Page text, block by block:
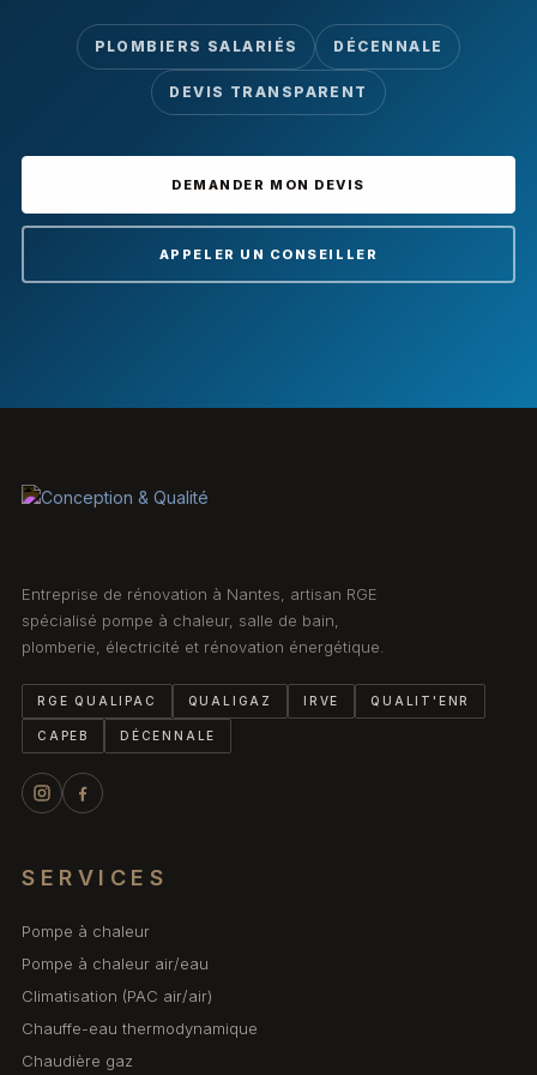
PLOMBIERS SALARIÉS DÉCENNALE
DEVIS TRANSPARENT
DEMANDER MON DEVIS
APPELER UN CONSEILLER
Entreprise de rénovation à Nantes, artisan RGE
spécialisé pompe à chaleur, salle de bain,
plomberie, électricité et rénovation énergétique.
RGE QUALIPAC QUALIGAZ IRVE QUALIT'ENR
CAPEB DÉCENNALE
SERVICES
Pompe à chaleur
Pompe à chaleur air/eau
Climatisation (PAC air/air)
Chauffe-eau thermodynamique
Chaudière gaz